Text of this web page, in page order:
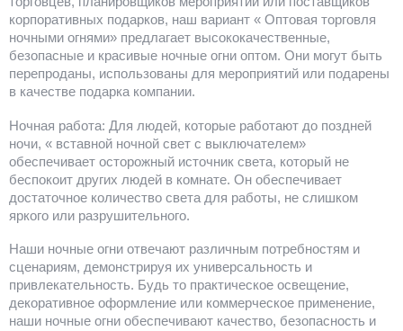
корпоративных подарков, наш вариант « Оптовая торговля
ночными огнями» предлагает высококачественные,
безопасные и красивые ночные огни оптом. Они могут быть
перепроданы, использованы для мероприятий или подарены
в качестве подарка компании.
Ночная работа: Для людей, которые работают до поздней
ночи, « вставной ночной свет с выключателем»
обеспечивает осторожный источник света, который не
беспокоит других людей в комнате. Он обеспечивает
достаточное количество света для работы, не слишком
яркого или разрушительного.
Наши ночные огни отвечают различным потребностям и
сценариям, демонстрируя их универсальность и
привлекательность. Будь то практическое освещение,
декоративное оформление или коммерческое применение,
наши ночные огни обеспечивают качество, безопасность и